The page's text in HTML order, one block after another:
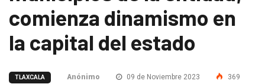
comienza dinamismo en
la capital del estado
TLAXCALA Anónimo 09 de Noviembre 2023 369